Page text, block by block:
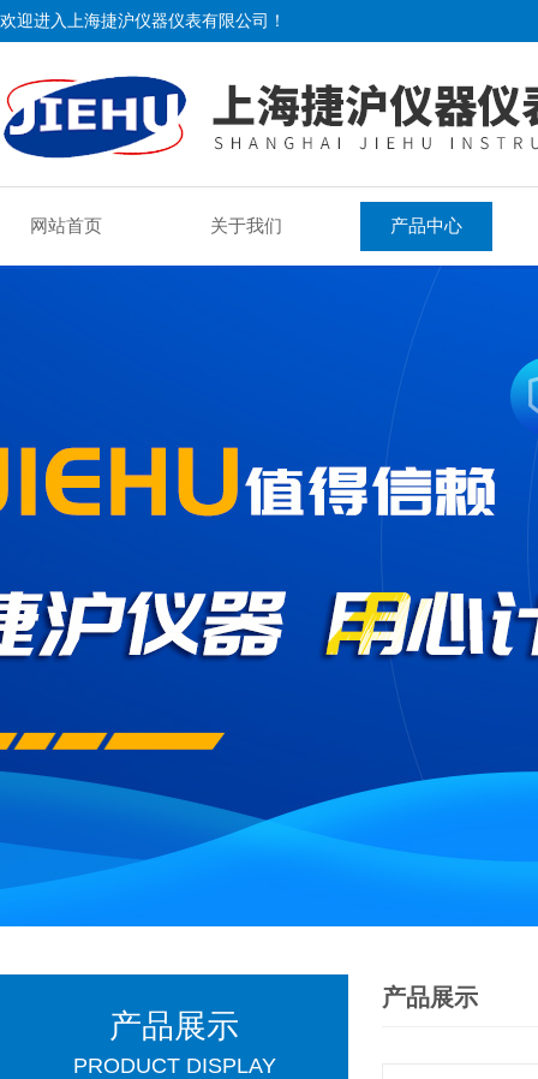
欢迎进入上海捷沪仪器仪表有限公司！
网站首页 关于我们 产品中心
产品展示
PRODUCT DISPLAY
产品展示